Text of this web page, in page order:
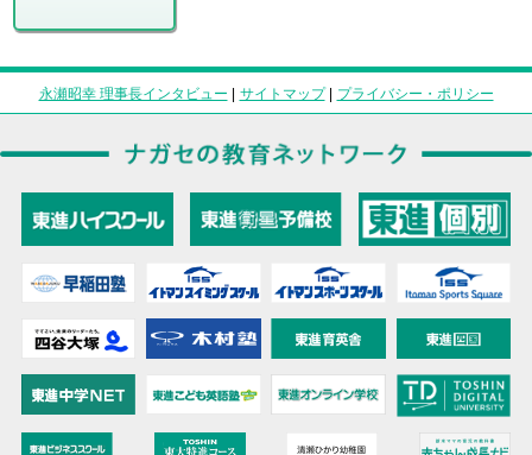
永瀬昭幸 理事長インタビュー | サイトマップ| プライバシー・ポリシー